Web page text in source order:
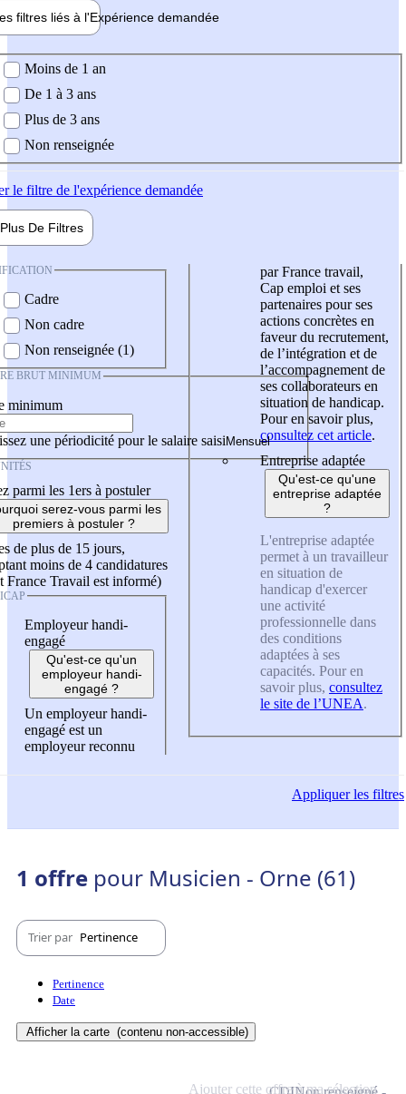
filtres liés à l'Expérience demandée
demandée
Moins de 1 an
De 1 à 3 ans
Plus de 3 ans
Non renseignée
le filtre de l'expérience demandée
Plus De Filtres
Cadre
Non cadre
Non renseignée (1)
BRUT MINIMUM
minimum
une périodicité pour le salaire saisi
parmi les 1ers à postuler
serez-vous parmi les
premiers à postuler ?
de plus de 15 jours,
moins de 4 candidatures
France Travail est informé)
Employeur handi-
engagé
Qu'est-ce qu'un
employeur handi-
engagé ?
Un employeur handi-
engagé est un
employeur reconnu
par France travail,
Cap emploi et ses
partenaires pour ses
actions concrètes en
faveur du recrutement,
de l’intégration et de
l’accompagnement de
ses collaborateurs en
situation de handicap.
Pour en savoir plus,
consultez cet article.
Entreprise adaptée
Qu'est-ce qu'une
entreprise adaptée
?
L'entreprise adaptée
permet à un travailleur
en situation de
handicap d'exercer
une activité
professionnelle dans
des conditions
adaptées à ses
capacités. Pour en
savoir plus, consultez
le site de l’UNEA.
Appliquerles filtres
1 offre pour Musicien - Orne (61)
Trier par Pertinence
Pertinence
Date
Afficher la carte (contenu non-accessible)
Ajouter cette offre à ma sélection